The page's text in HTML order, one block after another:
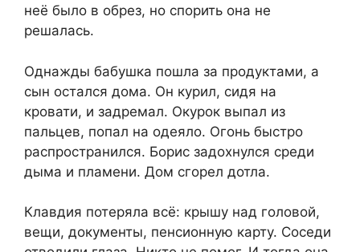
неё было в обрез, но спорить она не
решалась.
Однажды бабушка пошла за продуктами, а
сын остался дома. Он курил, сидя на
кровати, и задремал. Окурок выпал из
пальцев, попал на одеяло. Огонь быстро
распространился. Борис задохнулся среди
дыма и пламени. Дом сгорел дотла.
Клавдия потеряла всё: крышу над головой,
вещи, документы, пенсионную карту. Соседи